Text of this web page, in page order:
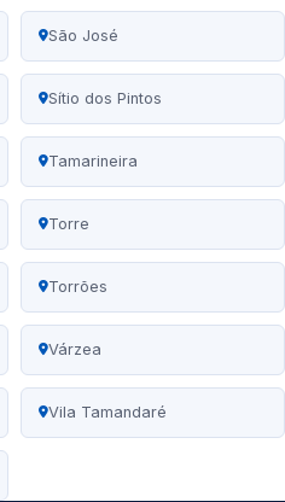
São José
Sítio dos Pintos
Tamarineira
Torre
Torrões
Várzea
Vila Tamandaré